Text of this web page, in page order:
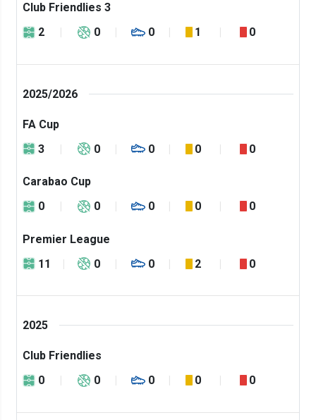
Club Friendlies 3
2
0 0 1 0
2025/2026
FA Cup
3
0 0 0 0
Carabao Cup
0
0 0 0 0
Premier League
11
0 0 2 0
2025
Club Friendlies
0
0 0 0 0